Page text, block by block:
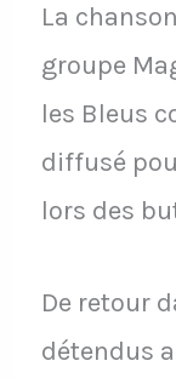
La chanson
groupe
les Bleus
diffusé
lors des
De retour
détendus